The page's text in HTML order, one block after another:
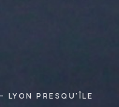
LYON PRESQU'ÎLE